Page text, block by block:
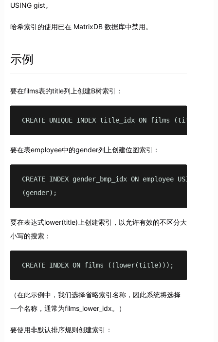
USING gist。
哈希索引的使用已在 MatrixDB 数据库中禁用。
示例
要在films表的title列上创建B树索引：
CREATE UNIQUE INDEX title_idx ON films (title);
要在表employee中的gender列上创建位图索引：
CREATE INDEX gender_bmp_idx ON employee USING
(gender);
要在表达式lower(title)上创建索引，以允许有效的不区分大
小写的搜索：
CREATE INDEX ON films ((lower(title)));
（在此示例中，我们选择省略索引名称，因此系统将选择
一个名称，通常为films_lower_idx。）
要使用非默认排序规则创建索引：